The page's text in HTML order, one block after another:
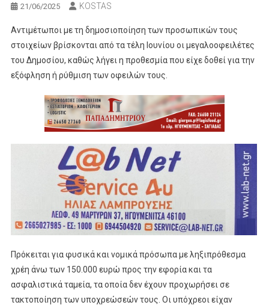
21/06/2025 KOSTAS
Αντιμέτωποι με τη δημοσιοποίηση των προσωπικών τους
στοιχείων βρίσκονται από τα τέλη Ιουνίου οι μεγαλοοφειλέτες
του Δημοσίου, καθώς λήγει η προθεσμία που είχε δοθεί για την
εξόφληση ή ρύθμιση των οφειλών τους.
Πρόκειται για φυσικά και νομικά πρόσωπα με ληξιπρόθεσμα
χρέη άνω των 150.000 ευρώ προς την εφορία και τα
ασφαλιστικά ταμεία, τα οποία δεν έχουν προχωρήσει σε
τακτοποίηση των υποχρεώσεών τους. Οι υπόχρεοι είχαν